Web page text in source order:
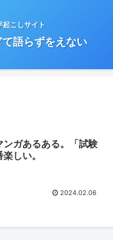
こしサイト
語らずをえない
ンガあるある。「試験
しい。
2024.02.06